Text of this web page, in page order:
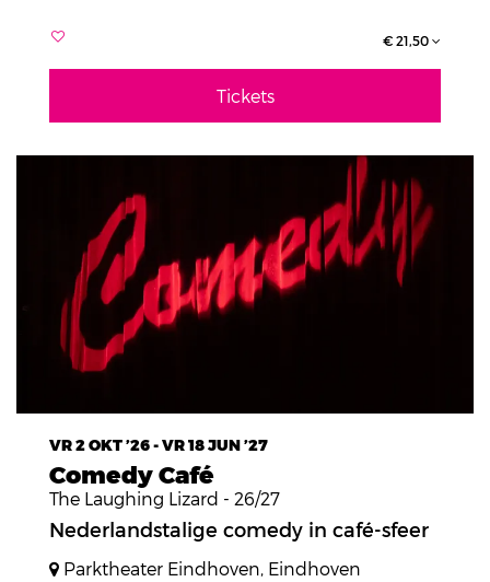
€ 21,50
Tickets
Comedy Café
The Laughing Lizard - 26/27
VR 2 OKT ’26-VR 18 JUN ’27
Nederlandstalige comedy in café-sfeer
Parktheater Eindhoven, Eindhoven